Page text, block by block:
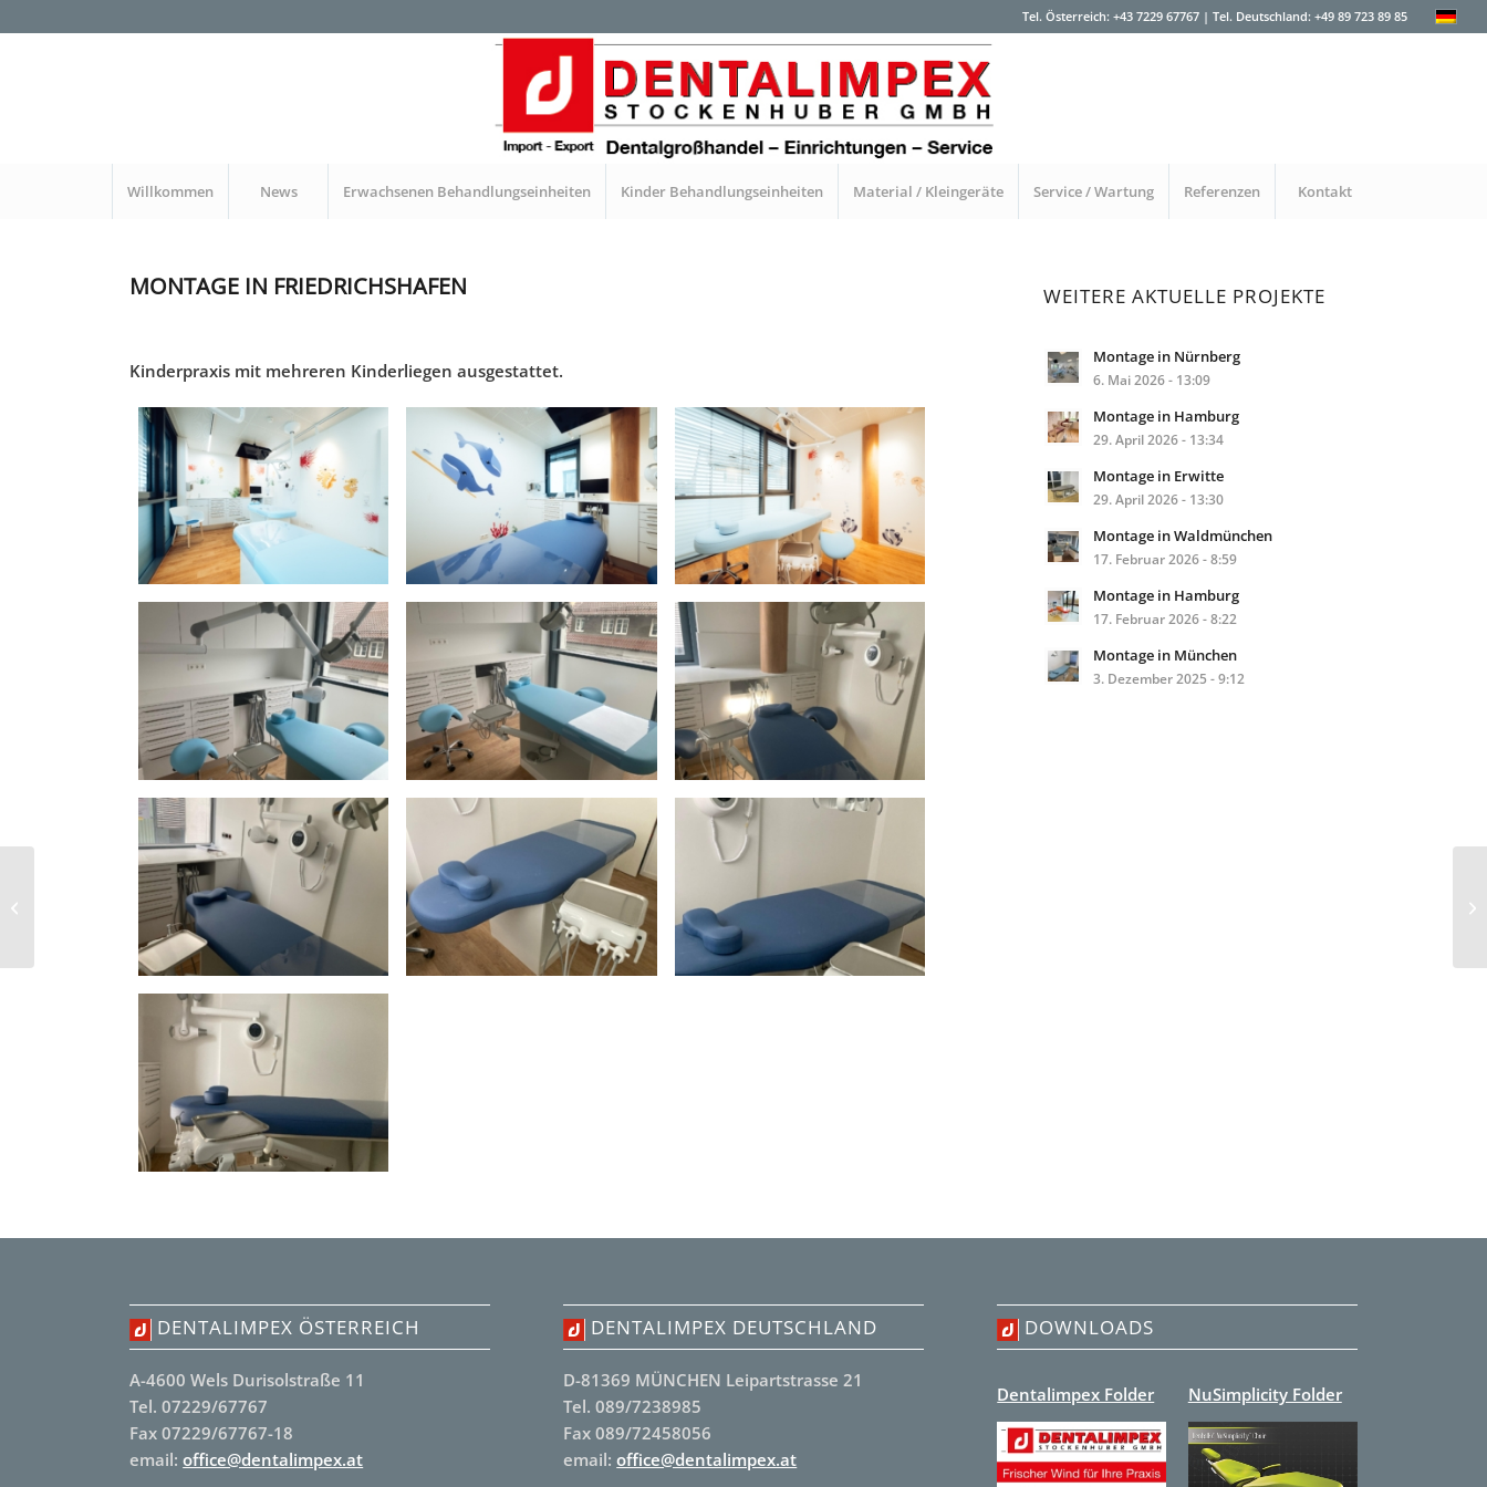
Tel. Österreich: +43 7229 67767 | Tel. Deutschland: +49 89 723 89 85
Willkommen News Erwachsenen Behandlungseinheiten Kinder Behandlungseinheiten Material / Kleingeräte Service / Wartung Referenzen Kontakt
MONTAGE IN FRIEDRICHSHAFEN
Kinderpraxis mit mehreren Kinderliegen ausgestattet.
WEITERE AKTUELLE PROJEKTE
Montage in Nürnberg
6. Mai 2026 - 13:09
Montage in Hamburg
29. April 2026 - 13:34
Montage in Erwitte
29. April 2026 - 13:30
Montage in Waldmünchen
17. Februar 2026 - 8:59
Montage in Hamburg
17. Februar 2026 - 8:22
Montage in München
3. Dezember 2025 - 9:12
DENTALIMPEX ÖSTERREICH
A-4600 Wels Durisolstraße 11
Tel. 07229/67767
Fax 07229/67767-18
email:office@dentalimpex.at
DENTALIMPEX DEUTSCHLAND
D-81369 MÜNCHEN Leipartstrasse 21
Tel. 089/7238985
Fax 089/72458056
email:office@dentalimpex.at
DOWNLOADS
Dentalimpex Folder NuSimplicity Folder
Montage in Kamenz